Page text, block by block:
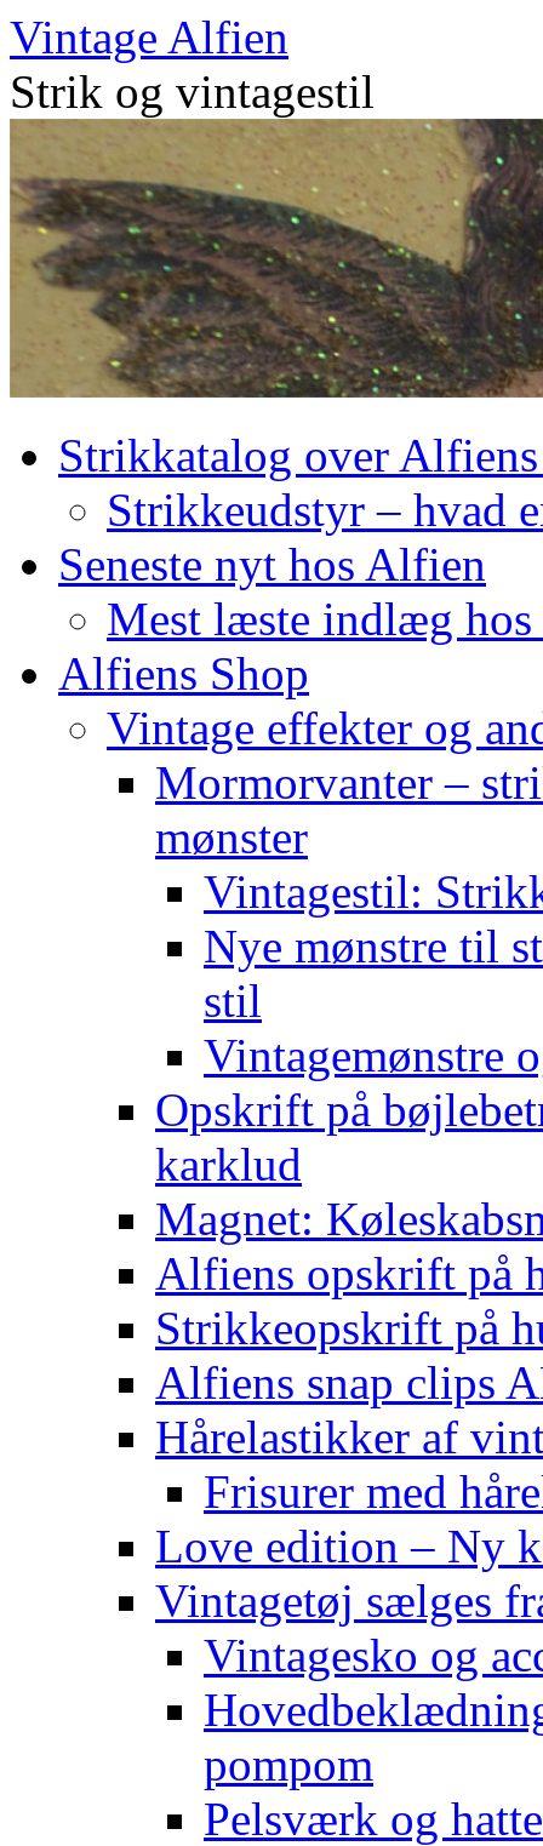
Skip
to
content
Vintage Alfien
Strik og vintagestil
Strikkatalog over
Strikkeudstyr – hvad
Seneste nyt hos Alfien
Mest læste indlæg
Alfiens Shop
Vintage effekter og
Mormorvanter –
mønster
Vintagestil:
Nye mønstre til
stil
Vintagemønstre
Opskrift på
karklud
Magnet:
Alfiens opskrift på
Strikkeopskrift på
Alfiens snap clips
Hårelastikker af
Frisurer med
Love edition – Ny
Vintagetøj sælges
Vintagesko og
pompom
Pelsværk og